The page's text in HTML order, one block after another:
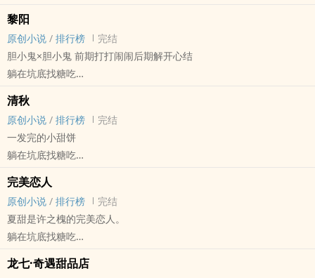
现代 - 天作之合 - 互攻
狗血夫夫的日常。
——————分割线——————
朋友！要糖果还是刀片？
根据真实看文感受，在文下评论“塞糖果”or“递刀片”，即可参与娱乐玩
法！
更多精彩内容，详见相关活动贴哟：活动链接
黎阳
原创小说 / 排行榜
完结
胆小鬼×胆小鬼 前期打打闹闹后期解开心结
躺在坑底找糖吃
现代 - 日常 - 灵异 - 互攻
中篇
清秋
原创小说 / 排行榜
完结
一发完的小甜饼
躺在坑底找糖吃
原创小说 - BL - 短篇 - 完结
HE - 小甜饼 - 玄幻 - 互攻
略微小心机的温和师兄x性子别扭的沉默师弟
完美恋人
原创小说 / 排行榜
完结
夏甜是许之槐的完美恋人。
躺在坑底找糖吃
原创小说 - 现代 - GL - 短篇
完结 - 因缘邂逅 - 第九期征集
龙七·奇遇甜品店